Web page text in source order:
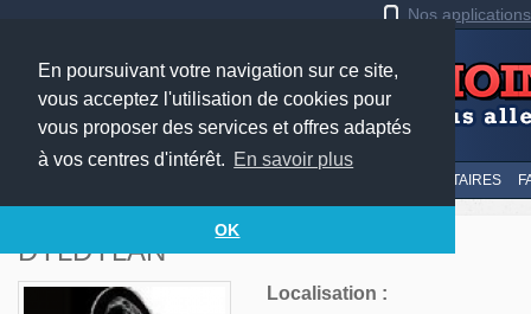
En poursuivant votre navigation sur ce site,
vous acceptez l'utilisation de cookies pour
vous proposer des services et offres adaptés
à vos centres d'intérêt. En savoir plus
OK
Nos
SUIVI DES COMMENTAIRES
DYLDYLAN
Localisation :